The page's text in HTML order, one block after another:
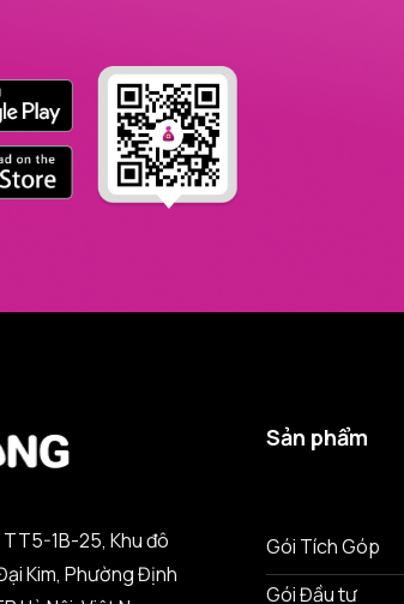
1B-25, Khu đô
Kim, Phường Định
Sản phẩm
Gói Tích Góp
Gói Đầu tư